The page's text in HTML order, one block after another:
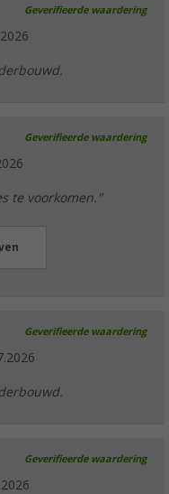
Geverifieerde waardering
Geverifieerde waardering
te voorkomen."
Geverifieerde waardering
Geverifieerde waardering